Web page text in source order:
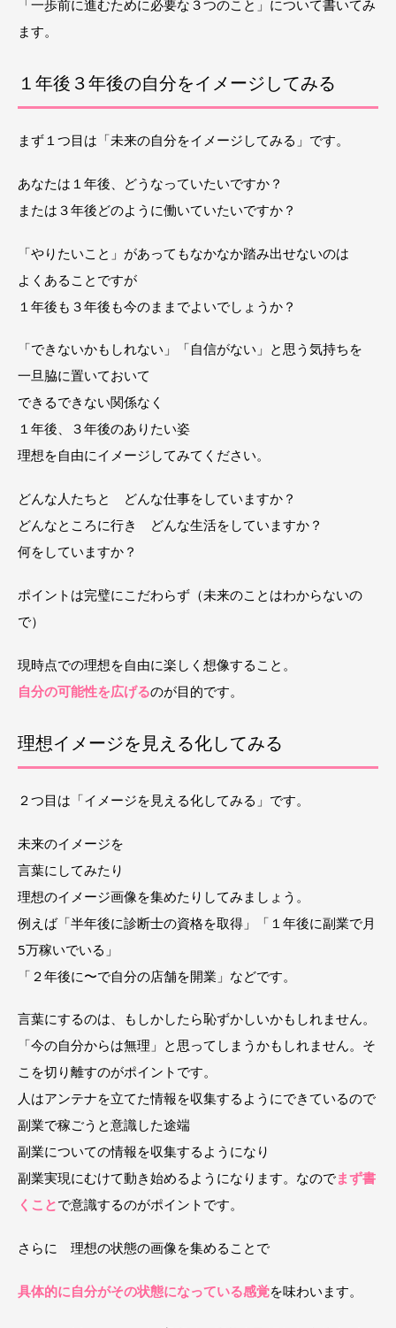
「一歩前に進むために必要な３つのこと」について書いてみ
ます。
１年後３年後の自分をイメージしてみる
まず１つ目は「未来の自分をイメージしてみる」です。
あなたは１年後、どうなっていたいですか？
または３年後どのように働いていたいですか？
「やりたいこと」があってもなかなか踏み出せないのは
よくあることですが
１年後も３年後も今のままでよいでしょうか？
「できないかもしれない」「自信がない」と思う気持ちを
一旦脇に置いておいて
できるできない関係なく
１年後、３年後のありたい姿
理想を自由にイメージしてみてください。
どんな人たちと どんな仕事をしていますか？
どんなところに行き どんな生活をしていますか？
何をしていますか？
ポイントは完璧にこだわらず（未来のことはわからないの
で）
現時点での理想を自由に楽しく想像すること。
自分の可能性を広げるのが目的です。
理想イメージを見える化してみる
２つ目は「イメージを見える化してみる」です。
未来のイメージを
言葉にしてみたり
理想のイメージ画像を集めたりしてみましょう。
例えば「半年後に診断士の資格を取得」「１年後に副業で月
5万稼いでいる」
「２年後に〜で自分の店舗を開業」などです。
言葉にするのは、もしかしたら恥ずかしいかもしれません。
「今の自分からは無理」と思ってしまうかもしれません。そ
こを切り離すのがポイントです。
人はアンテナを立てた情報を収集するようにできているので
副業で稼ごうと意識した途端
副業についての情報を収集するようになり
副業実現にむけて動き始めるようになります。なのでまず書
くことで意識するのがポイントです。
さらに 理想の状態の画像を集めることで
具体的に自分がその状態になっている感覚を味わいます。